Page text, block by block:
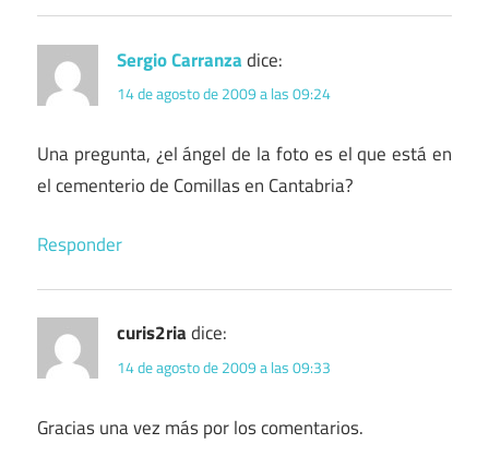
Sergio Carranzadice:
14 de agosto de 2009 a las 09:24
Una pregunta, ¿el ángel de la foto es el que está en
el cementerio de Comillas en Cantabria?
Responder
curis2riadice:
14 de agosto de 2009 a las 09:33
Gracias una vez más por los comentarios.